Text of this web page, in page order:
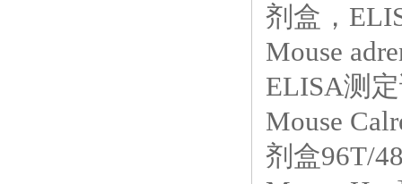
剂盒，
Mouse
ELISA测
Mouse
剂盒96T/